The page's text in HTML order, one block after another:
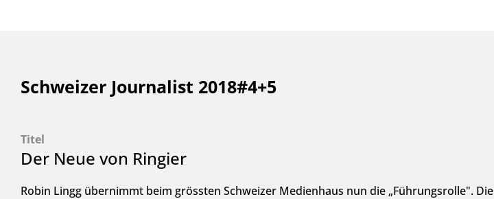
Schweizer Journalist 2018#4+5
Titel
Der Neue von Ringier
Robin Lingg übernimmt beim grössten Schweizer Medienhaus nun die „Führungsrolle". Die